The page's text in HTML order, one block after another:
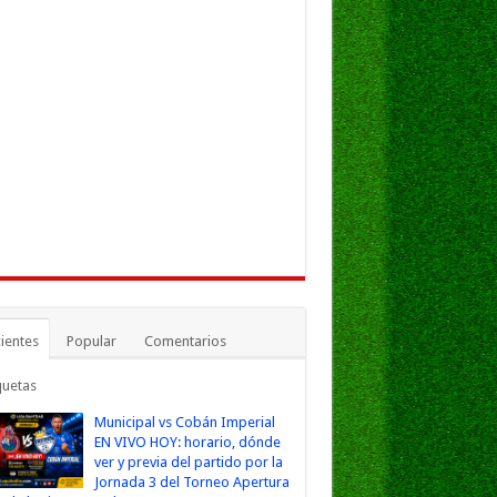
Popular Comentarios
Municipal vs Cobán Imperial
EN VIVO HOY: horario, dónde
ver y previa del partido por la
Jornada 3 del Torneo Apertura